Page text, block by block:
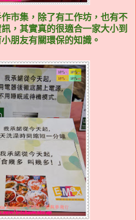
作市集，除了有工作坊，也有不
，其實真的很適合一家大小到
朋友有關環保的知識。